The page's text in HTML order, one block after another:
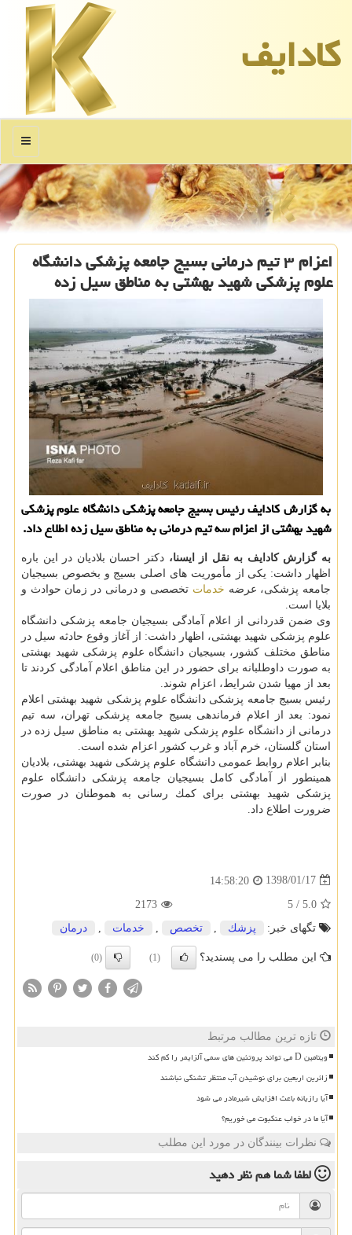
كادایف
منو
اعزام ۳ تیم درمانی بسیج جامعه پزشكی دانشگاه
علوم پزشكی شهید بهشتی به مناطق سیل زده
به گزارش كادایف رئیس بسیج جامعه پزشكی دانشگاه علوم پزشكی
شهید بهشتی از اعزام سه تیم درمانی به مناطق سیل زده اطلاع داد.
به گزارش كادایف به نقل از ایسنا،دكتر احسان بلادیان در این باره
اظهار داشت: یكی از مأموریت های اصلی بسیج و بخصوص بسیجیان
جامعه پزشكی، عرضه خدمات تخصصی و درمانی در زمان حوادث و
بلایا است.
وی ضمن قدردانی از اعلام آمادگی بسیجیان جامعه پزشكی دانشگاه
علوم پزشكی شهید بهشتی، اظهار داشت: از آغاز وقوع حادثه سیل در
مناطق مختلف كشور، بسیجیان دانشگاه علوم پزشكی شهید بهشتی
به صورت داوطلبانه برای حضور در این مناطق اعلام آمادگی كردند تا
بعد از مهیا شدن شرایط، اعزام شوند.
رئیس بسیج جامعه پزشكی دانشگاه علوم پزشكی شهید بهشتی اعلام
نمود: بعد از اعلام فرماندهی بسیج جامعه پزشكی تهران، سه تیم
درمانی از دانشگاه علوم پزشكی شهید بهشتی به مناطق سیل زده در
استان گلستان، خرم آباد و غرب كشور اعزام شده است.
بنابر اعلام روابط عمومی دانشگاه علوم پزشكی شهید بهشتی، بلادیان
همینطور از آمادگی كامل بسیجیان جامعه پزشكی دانشگاه علوم
پزشكی شهید بهشتی برای كمك رسانی به هموطنان در صورت
ضرورت اطلاع داد.
1398/01/17
14:58:20
5.0
/
5
2173
تگهای خبر:
پزشك تخصص خدمات درمان
این مطلب را می پسندید؟ (1)
(0)
تازه ترین مطالب مرتبط
ویتامین D می تواند پروتئین های سمی آلزایمر را کم کند
زائرین اربعین برای نوشیدن آب منتظر تشنگی نباشند
آیا رازیانه باعث افزایش شیرمادر می شود
آیا ما در خواب عنکبوت می خوریم؟
نظرات بینندگان در مورد این مطلب
لطفا شما همنظر دهید